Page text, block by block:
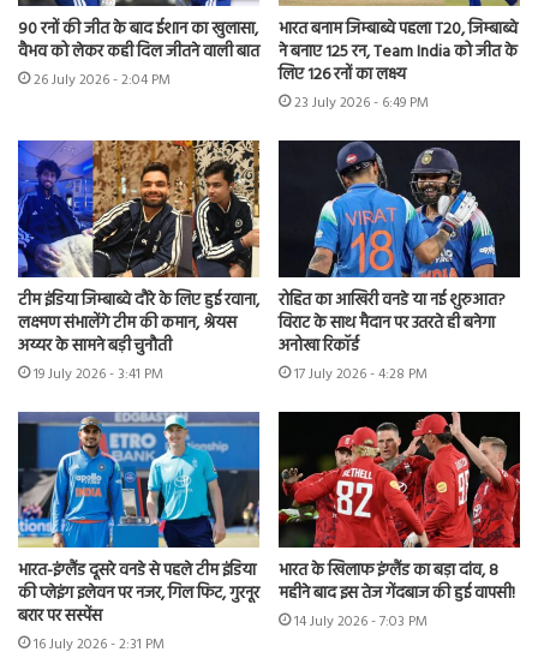
90 रनों की जीत के बाद ईशान का खुलासा,
वैभव को लेकर कही दिल जीतने वाली बात
26 July 2026 - 2:04 PM
भारत बनाम जिम्बाब्वे पहला T20, जिम्बाब्वे
ने बनाए 125 रन, Team India को जीत के
लिए 126 रनों का लक्ष्य
23 July 2026 - 6:49 PM
टीम इंडिया जिम्बाब्वे दौरे के लिए हुई रवाना,
लक्ष्मण संभालेंगे टीम की कमान, श्रेयस
अय्यर के सामने बड़ी चुनौती
19 July 2026 - 3:41 PM
रोहित का आखिरी वनडे या नई शुरुआत?
विराट के साथ मैदान पर उतरते ही बनेगा
अनोखा रिकॉर्ड
17 July 2026 - 4:28 PM
भारत-इंग्लैंड दूसरे वनडे से पहले टीम इंडिया
की प्लेइंग इलेवन पर नजर, गिल फिट, गुरनूर
बरार पर सस्पेंस
16 July 2026 - 2:31 PM
भारत के खिलाफ इंग्लैंड का बड़ा दांव, 8
महीने बाद इस तेज गेंदबाज की हुई वापसी!
14 July 2026 - 7:03 PM